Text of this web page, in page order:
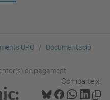
UPC
Documentació
de pagament
Comparteix: